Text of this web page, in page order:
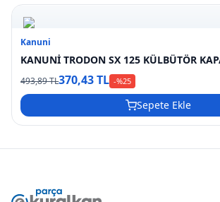
Kanuni
KANUNİ TRODON SX 125 KÜLBÜTÖR
493,89 TL370,43 TL -%25
Sepete Ekle